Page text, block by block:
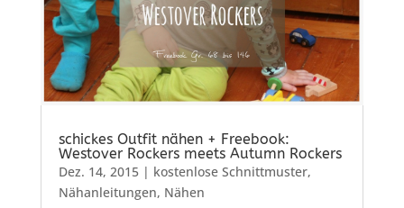
schickes Outfit nähen + Freebook:
Westover Rockers meets Autumn Rockers
Dez. 14, 2015| kostenlose Schnittmuster,
Nähanleitungen, Nähen